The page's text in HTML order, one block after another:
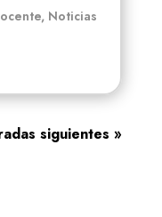
, Noticias
siguientes »